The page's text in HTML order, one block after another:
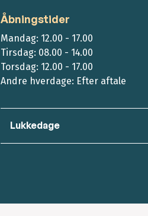
Åbningstider
Mandag: 12.00 - 17.00
Tirsdag: 08.00 - 14.00
Torsdag: 12.00 - 17.00
Andre hverdage: Efter aftale
Lukkedage